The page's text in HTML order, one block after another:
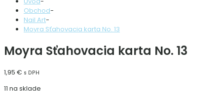
Obchod-
Nail Art-
Moyra Sťahovacia karta No. 13
Moyra Sťahovacia karta No. 13
1,95 € s DPH
11 na sklade